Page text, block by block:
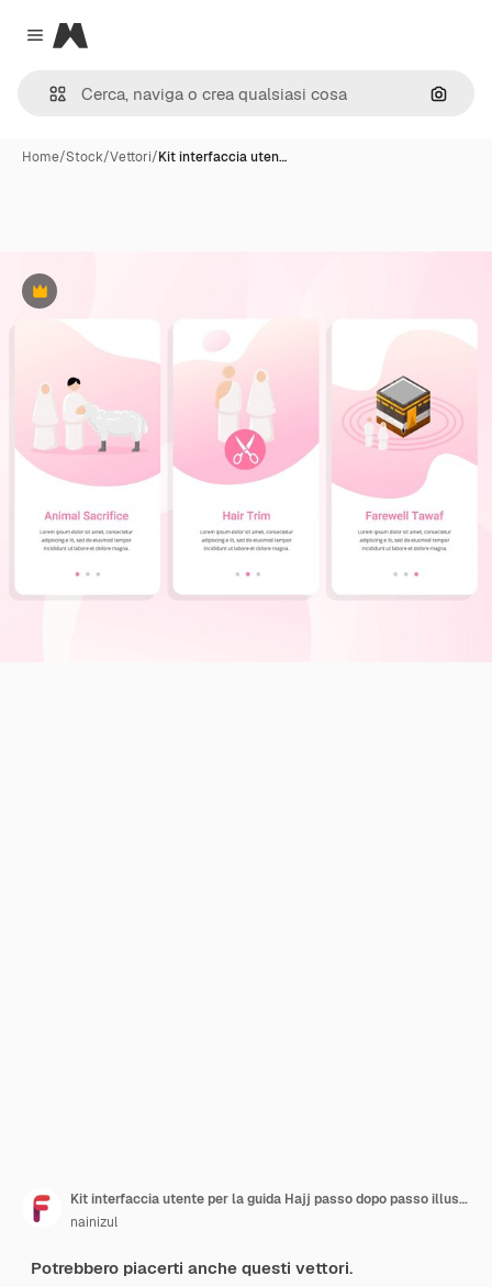
Close menu
Magnific
Cerca
Home/Stock/Vettori/Kit interfaccia uten…
Premium
Kit interfaccia utente per la guida Hajj passo dopo passo illustrazione vettoriale
nainizul
Potrebbero piacerti anche questi vettori.